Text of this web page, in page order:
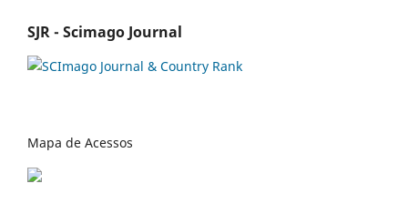
SJR - Scimago Journal
Mapa de Acessos